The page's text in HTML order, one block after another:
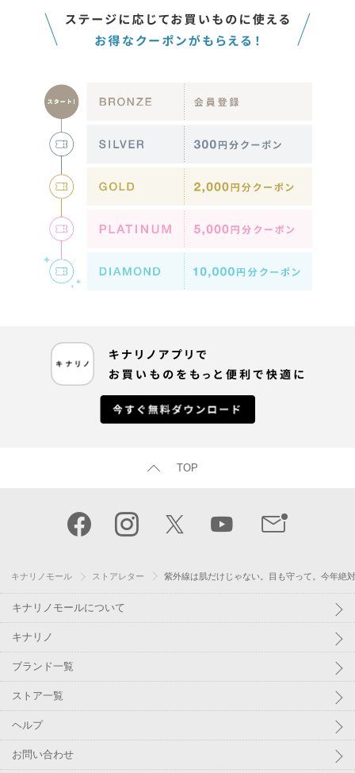
TOP
キナリノモール ストアレター 紫外線は肌だけじゃない。目も守って。今年絶
キナリノモールについて
キナリノ
ブランド一覧
ストア一覧
ヘルプ
お問い合わせ